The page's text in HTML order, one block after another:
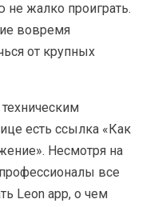
не жалко проиграть.
вовремя
от крупных
есть ссылка «Как
Несмотря на
все
Leon app, о чем